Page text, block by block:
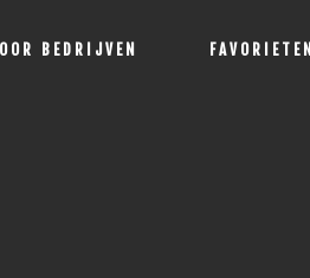
BEDRIJVEN FAVORIETEN